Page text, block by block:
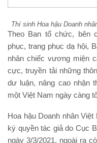
Thí sinh Hoa hậu Doanh
Theo Ban tổ chức, bên
phục, trang phục dạ hội,
nhân chiếc vương miện
cực, truyền tải những
dư luận, nâng cao nhận
một Việt Nam ngày càng
Hoa hậu Doanh nhân
ký quyền tác giả do Cục
ngày 3/3/2021, ngoài ra